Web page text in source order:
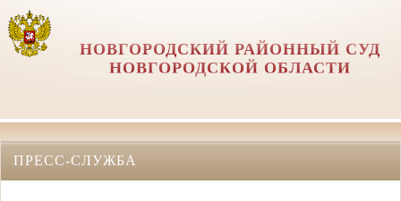
НОВГОРОДСКИЙ РАЙОННЫЙ СУД
НОВГОРОДСКОЙ ОБЛАСТИ
ПРЕСС-СЛУЖБА